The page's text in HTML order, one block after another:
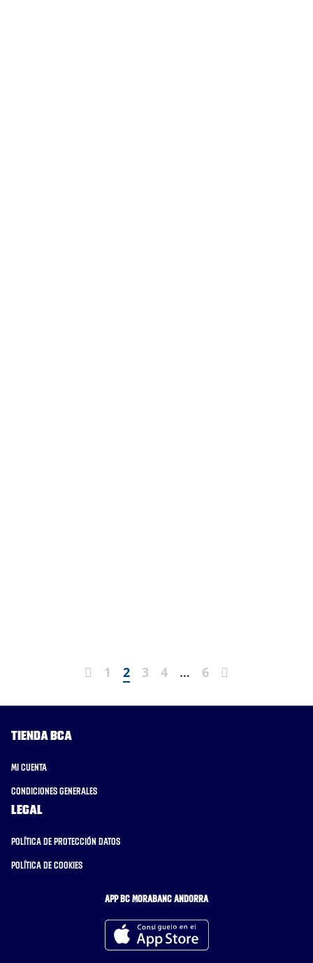
Previous
1 2 3 4 … 6
Tienda BCA
Mi cuenta
Condiciones generales
Legal
Política de protección datos
Política de cookies
APP BC MORABANC ANDORRA